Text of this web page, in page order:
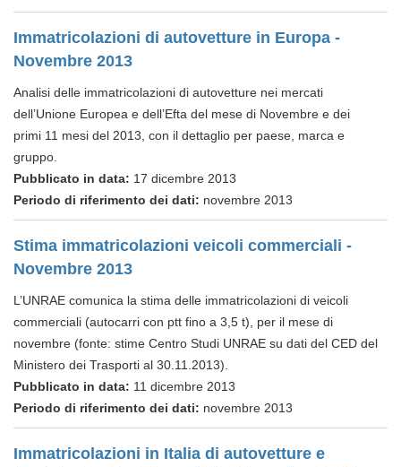
Immatricolazioni di autovetture in Europa -
Novembre 2013
Analisi delle immatricolazioni di autovetture nei mercati
dell’Unione Europea e dell’Efta del mese di Novembre e dei
primi 11 mesi del 2013, con il dettaglio per paese, marca e
gruppo.
Pubblicato in data: 17 dicembre 2013
Periodo di riferimento dei dati: novembre 2013
Stima immatricolazioni veicoli commerciali -
Novembre 2013
L’UNRAE comunica la stima delle immatricolazioni di veicoli
commerciali (autocarri con ptt fino a 3,5 t), per il mese di
novembre (fonte: stime Centro Studi UNRAE su dati del CED del
Ministero dei Trasporti al 30.11.2013).
Pubblicato in data: 11 dicembre 2013
Periodo di riferimento dei dati: novembre 2013
Immatricolazioni in Italia di autovetture e